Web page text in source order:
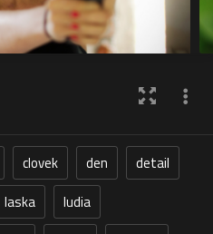
clovek den
detail
laska
ludia